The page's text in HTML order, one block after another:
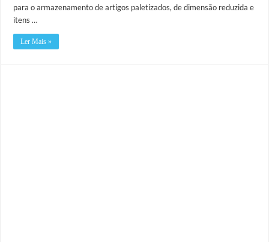
para o armazenamento de artigos paletizados, de dimensão reduzida e
itens …
Ler Mais »